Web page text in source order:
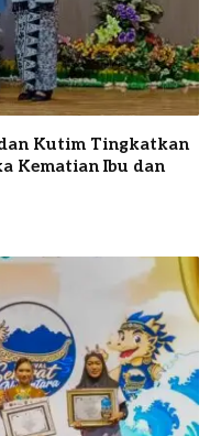
Kutim Tingkatkan
Kematian Ibu dan